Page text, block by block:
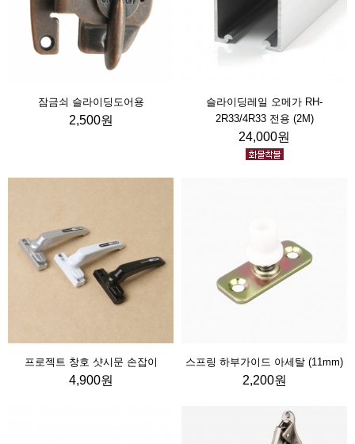
잠금쇠 슬라이딩도어용
2,500원
슬라이딩레일 오메가 RH-
2R33/4R33 전용 (2M)
24,000원
프로젝트 창호 샷시문 손잡이
4,900원
스프링 하부가이드 아세탈 (11mm)
2,200원